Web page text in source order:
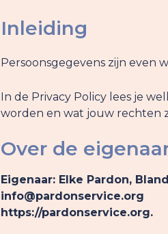
Inleiding
Persoonsgegevens zijn even
In de Privacy Policy lees je
worden en wat jouw rechten
Over de
Eigenaar: Elke Pardon,
info@pardonservice.org
https://pardonservice.org.